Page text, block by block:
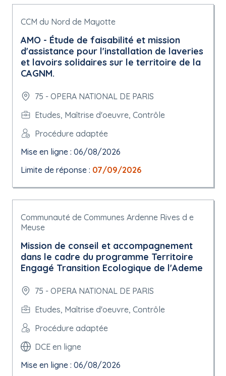
CCM du Nord de Mayotte
AMO - Étude de faisabilité et mission
d'assistance pour l'installation de laveries
et lavoirs solidaires sur le territoire de la
CAGNM.
75 - OPERA NATIONAL DE PARIS
Etudes, Maîtrise d'oeuvre, Contrôle
Procédure adaptée
Mise en ligne : 06/08/2026
Limite de réponse : 07/09/2026
Communauté de Communes Ardenne Rives d e
Meuse
Mission de conseil et accompagnement
dans le cadre du programme Territoire
Engagé Transition Ecologique de l'Ademe
75 - OPERA NATIONAL DE PARIS
Etudes, Maîtrise d'oeuvre, Contrôle
Procédure adaptée
DCE en ligne
Mise en ligne : 06/08/2026